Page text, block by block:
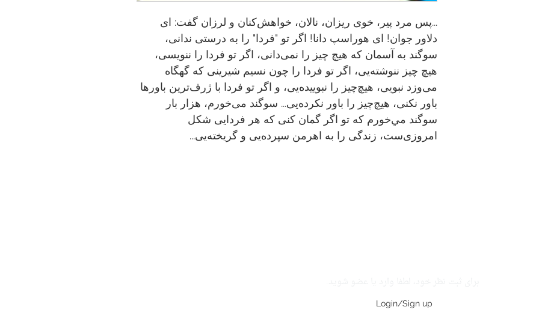
...پس مرد پیر، خوی ریزان، نالان، خواهش‌کنان و لرزان گفت: ای
دلاور جوان! ای هوراسپ دانا! اگر تو "فردا" را به درستی ندانی،
سوگند به آسمان که هیچ چیز را نمی‌دانی، اگر تو فردا را ننویسی،
هیچ چیز ننوشته‌یی، اگر تو فردا را چون نسیم شیرینی که گهگاه
می‌وزد نبویی، هیچ‌چیز را نبوییده‌یی، و اگر تو فردا با ژرف‌ترین باورها
باور نکنی، هیچ‌چیز را باور نکرده‌یی... سوگند می‌خورم، هزار بار
سوگند مي‌خورم که تو اگر گمان کنی که هر فردایی شکل
امروزی‌ست، زندگی را به اهرمن سپرده‌یی و گریخته‌یی...
Login/Sign up